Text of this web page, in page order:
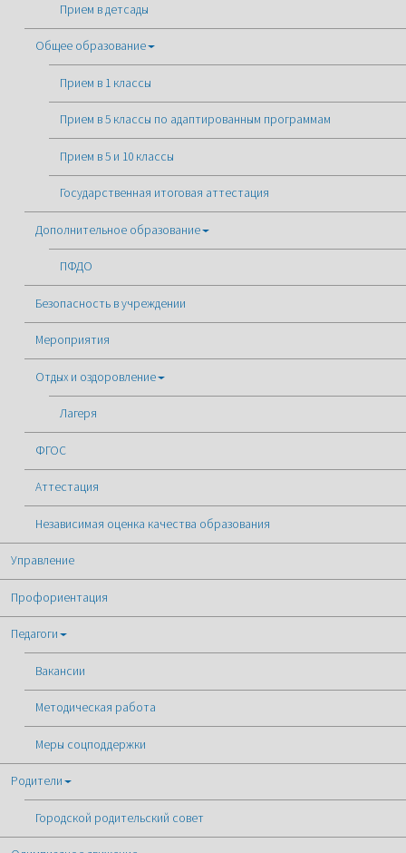
Прием в детсады
Общее образование
Прием в 1 классы
Прием в 5 классы по адаптированным программам
Прием в 5 и 10 классы
Государственная итоговая аттестация
Дополнительное образование
ПФДО
Безопасность в учреждении
Мероприятия
Отдых и оздоровление
Лагеря
ФГОС
Аттестация
Независимая оценка качества образования
Управление
Профориентация
Педагоги
Вакансии
Методическая работа
Меры соцподдержки
Родители
Городской родительский совет